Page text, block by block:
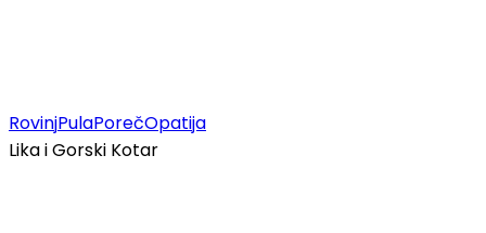
RovinjPulaPorečOpatija
Lika i Gorski Kotar